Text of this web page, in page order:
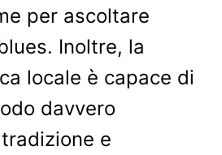
per ascoltare
Inoltre, la
locale è capace di
davvero
e